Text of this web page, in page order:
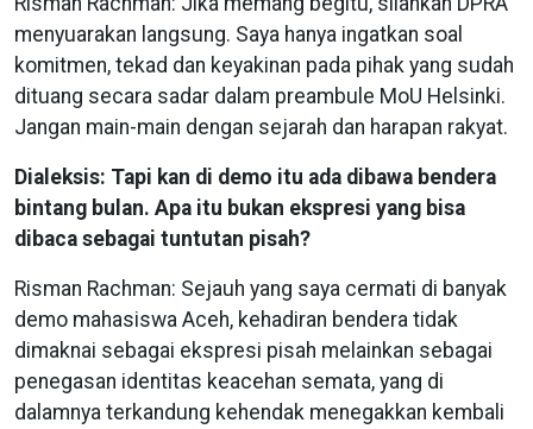
menyuarakan langsung. Saya hanya ingatkan soal
komitmen, tekad dan keyakinan pada pihak yang sudah
dituang secara sadar dalam preambule MoU Helsinki.
Jangan main-main dengan sejarah dan harapan rakyat.
Dialeksis: Tapi kan di demo itu ada dibawa bendera
bintang bulan. Apa itu bukan ekspresi yang bisa
dibaca sebagai tuntutan pisah?
Risman Rachman: Sejauh yang saya cermati di banyak
demo mahasiswa Aceh, kehadiran bendera tidak
dimaknai sebagai ekspresi pisah melainkan sebagai
penegasan identitas keacehan semata, yang di
dalamnya terkandung kehendak menegakkan kembali